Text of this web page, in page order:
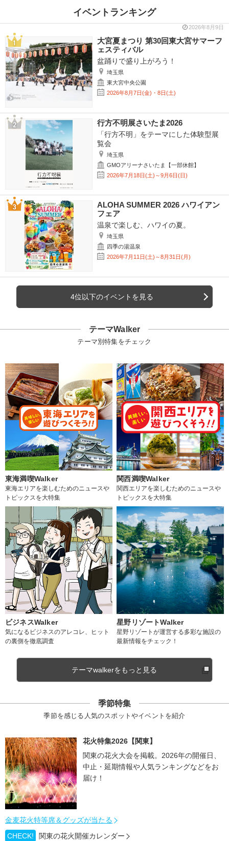
イベントランキング
2026年8月9日
大宮夏まつり 第30回東大宮サマーフ
ェスティバル
盆踊りで盛り上がろう！
埼玉県
東大宮中央公園
2026年8月7日(金)・8日(土)
行方不明展さいたま2026
「行方不明」をテーマにした体験型展
覧会
埼玉県
GMOアリーナさいたま【一部休館】
2026年7月18日(土)～9月6日(日)
ALOHA SUMMER 2026 ハワイアン
フェア
温泉で楽しむ、ハワイの夏。
埼玉県
四季の湯温泉
2026年7月11日(土)～8月31日(月)
4位以下のイベントを見る
テーマWalker
テーマ別特集をチェック
東海満喫Walker
東海エリアを楽しむためのニュースや
トピックスを大特集
関西満喫Walker
関西エリアを楽しむためのニュースや
トピックスを大特集
ビジネスWalker
気になるビジネスのアレコレ、ヒット
の裏側を徹底調査
星野リゾートWalker
星野リゾートが運営する多彩な施設の
最新情報をチェック！
テーマwalkerをもっと見る
季節特集
季節を感じる人気のスポットやイベントを紹介
花火特集2026【関東】
関東の花火大会を掲載。2026年の開催日、
中止・延期情報や人気ランキングなどをお
届け！
金麦花火特等席＆グッズが当たる
CHECK!
関東の花火開催カレンダー